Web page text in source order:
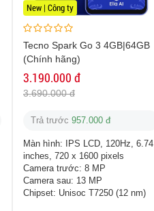
New | Công ty
Tecno Spark Go 3 4GB|64GB
(Chính hãng)
3.190.000 đ
3.690.000 đ
Trả trước 957.000 đ
Màn hình: IPS LCD, 120Hz, 6.74
inches, 720 x 1600 pixels
Camera trước: 8 MP
Camera sau: 13 MP
Chipset: Unisoc T7250 (12 nm)